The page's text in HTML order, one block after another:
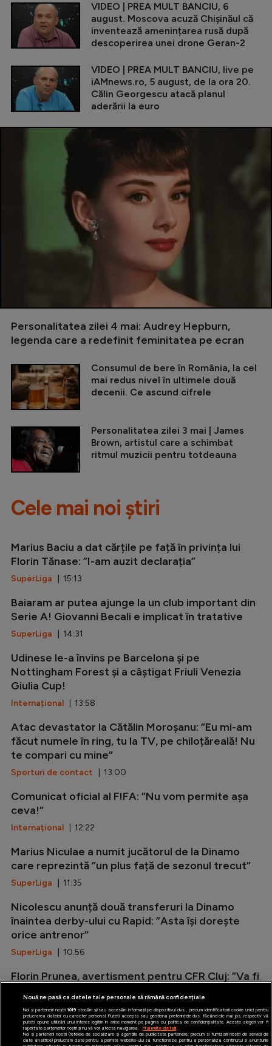
VIDEO | PREA MULT BANCIU, 6
august. Moscova acuză Chișinăul că
inventează amenințarea rusă după
descoperirea unei drone Geran-2
VIDEO | PREA MULT BANCIU, live pe
iAMnews.ro, 5 august, de la ora 20.
Călin Georgescu atacă planul
aderării la euro
Personalitatea zilei 4 mai: Audrey Hepburn,
legenda care a redefinit feminitatea pe ecran
Consumul de bere în România, la cel
mai redus nivel în ultimele două
decenii. Ce ascund cifrele
Personalitatea zilei 3 mai | James
Brown, artistul care a schimbat
ritmul muzicii pentru totdeauna
Cele mai noi știri
Marius Baciu a dat cărțile pe față în privința lui
Florin Tănase: ”I-am auzit declarația”
SuperLiga | 15:13
Baiaram ar putea ajunge la un club important din
Serie A! Giovanni Becali e implicat în tratative
SuperLiga | 14:31
Udinese le-a învins pe Barcelona și pe
Nottingham Forest și a câștigat Friuli Venezia
Giulia Cup!
Internațional | 13:58
Atac devastator la Cătălin Moroșanu: ”Eu mi-am
făcut numele în ring, tu la TV, pe chiloțăreală! Nu
te compari cu mine”
Sporturi de contact | 13:00
Comunicat oficial al FIFA: ”Nu vom permite așa
ceva!”
Internațional | 12:22
Marius Niculae a numit jucătorul de la Dinamo
care reprezintă ”un plus față de sezonul trecut”
SuperLiga | 11:35
Nicolescu anunță două transferuri la Dinamo
înaintea derby-ului cu Rapid: ”Asta își dorește
orice antrenor”
SuperLiga | 10:56
Florin Prunea, avertisment pentru CFR Cluj: ”Va fi
SuperLiga| 10:17
Nouă ne pasă ca datele tale personale să rămână confidențiale
Noi și partenerii noștri 1019stocăm și/sau accesăm informații pe dispozitivul dvs., precum identificatorii cookie unici pentru
prelucrarea datelor cu caracter personal. Puteți accepta sau gestiona preferințele dvs. făcând clic mai jos, respectiv vă
puteți opune utilizării unui interes legitim în orice moment pe pagina cu politica de confidențialitate. Aceste alegeri vor fi
raportate partenerilor noștri și nu vă vor afecta navigarea.
Mai multe detalii
Noi si partenerii nostri (retelele de socializare si agentiile de publicitate partenere, precum si furnizorii nostri de servicii de
date analitice) prelucram date pentru a permite website-ului sa functioneze, pentru a personaliza continutul si anunturile